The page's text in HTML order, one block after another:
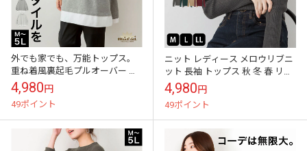
外でも家でも、万能トップス。
重ね着風裏起毛プルオーバー プ
ルオーバー 裏起毛 スウェット レ
ディース メンズ トレーナー 重ね
着風...
4,980円
49ポイント
ニット レディース メロウリブニ
ット 長袖 トップス 秋 冬 春 リブ
ニット セーター ハイネック 大き
いサイズ M L LL き...
4,980円
49ポイント